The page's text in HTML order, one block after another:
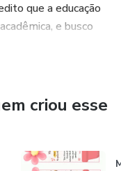
que a educação
e busco
criou esse